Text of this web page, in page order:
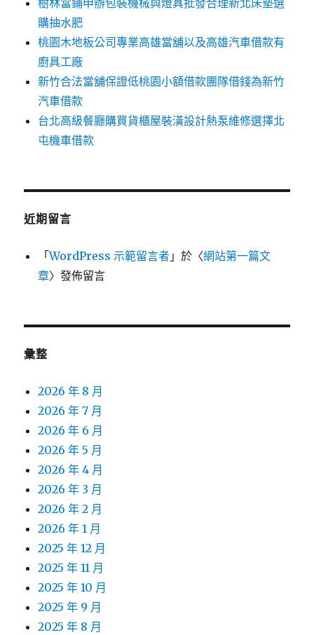
樹林當鋪申辦包裝機械與燈具批發合理新北床墊選
購抽水肥
桃園木地板公司專業高雄當舖以及高雄汽車借款有
廚具工廠
新竹合法當舖保證低桃園小額借款團隊借錢為新竹
汽車借款
台北高級餐廳購買貨櫃屋裝潢設計熱泵維修選擇北
屯機車借款
近期留言
「WordPress 示範留言者 」於〈網站第一篇文
章〉發佈留言
彙整
2026 年 8 月
2026 年 7 月
2026 年 6 月
2026 年 5 月
2026 年 4 月
2026 年 3 月
2026 年 2 月
2026 年 1 月
2025 年 12 月
2025 年 11 月
2025 年 10 月
2025 年 9 月
2025 年 8 月